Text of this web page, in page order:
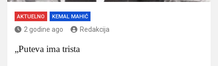
AKTUELNO KEMAL MAHIĆ
2 godine ago Redakcija
„Puteva ima trista